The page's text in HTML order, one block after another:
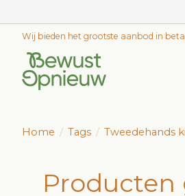
Wij bieden het grootste aanbod in
Home / Tags / Tweedehands
Producten